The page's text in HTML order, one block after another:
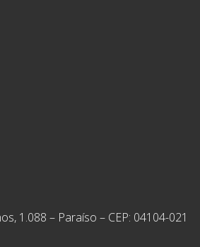
1.088 – Paraíso – CEP: 04104-021